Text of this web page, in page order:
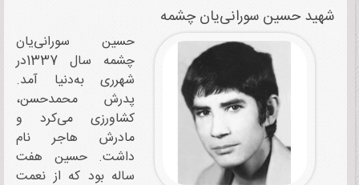
شهید حسین سورانی‌یان چشمه
حسین سورانی‌یان
چشمه سال 1337در
شهرری به‌دنیا آمد.
پدرش محمدحسن،
کشاورزی می‌کرد و
مادرش هاجر نام
داشت. حسین هفت
ساله بود که از نعمت